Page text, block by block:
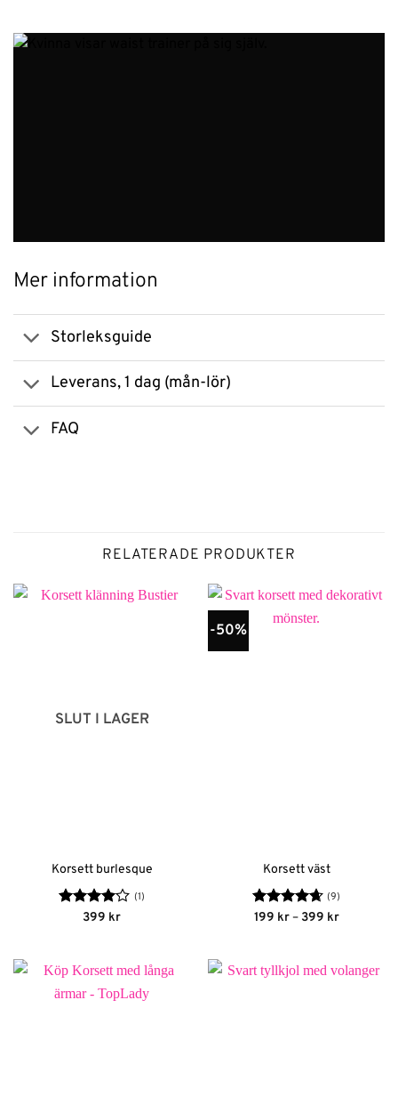
Mer information
Storleksguide
Leverans, 1 dag (mån-lör)
FAQ
RELATERADE PRODUKTER
SLUT I LAGER
Korsett burlesque
Betygsatt
(1)
399 kr
-50%
Korsett väst
Betygsatt
(9)
199 kr – 399 kr